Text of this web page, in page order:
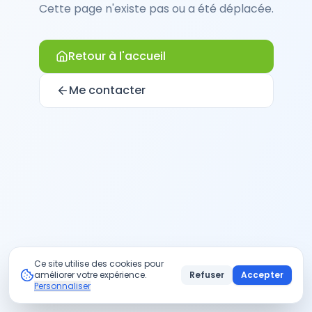
Ce site utilise des cookies pour
améliorer votre expérience.
Personnaliser
Refuser Accepter
Cette page n'existe pas ou a été déplacée.
Retour à l'accueil
Me contacter